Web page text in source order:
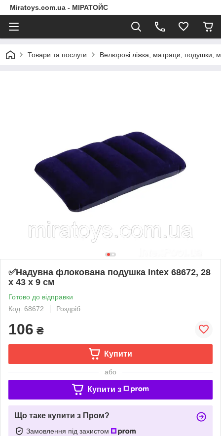
Miratoys.com.ua - МІРАТОЙС
Товари та послуги Велюрові ліжка, матраци, подушки,
✅Надувна флокована подушка Intex 68672, 28
х 43 х 9 см
Готово до відправки
Код: 68672
Роздріб
106 ₴
Купити
або
Купити з
Що таке купити з Пром?
Замовлення під захистом